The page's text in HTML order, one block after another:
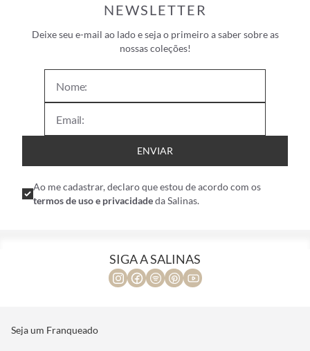
NEWSLETTER
Deixe seu e-mail ao lado e seja o primeiro a saber sobre as
nossas coleções!
ENVIAR
Ao me cadastrar, declaro que estou de acordo com os
termos de uso e privacidadeda Salinas.
SIGA A SALINAS
Seja um Franqueado